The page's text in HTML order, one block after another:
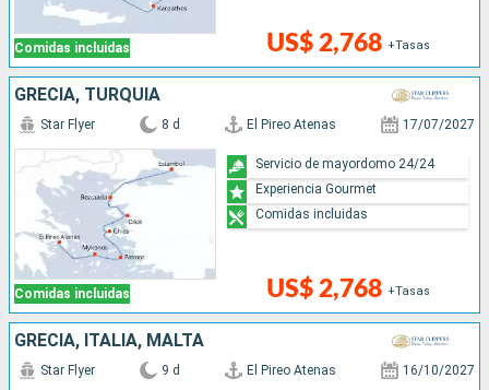
Comidas incluidas US$ 2,768 +Tasas
GRECIA, TURQUÍA
Comidas incluidas
Star Flyer 8 d El Pireo Atenas 17/07/2027
US$ 2,768 +Tasas
Servicio de mayordomo 24/24
Experiencia Gourmet
Comidas incluidas
GRECIA, ITALIA, MALTA
Star Flyer 9 d El Pireo Atenas 16/10/2027